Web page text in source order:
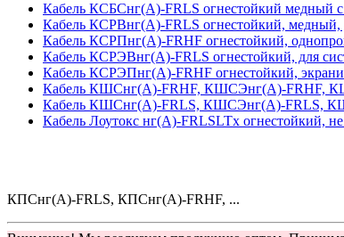
Кабель КСБСнг(А)-FRLS огнестойкий медный
Кабель КСРВнг(А)-FRLS огнестойкий,
Кабель КСРПнг(А)-FRHF огнестойкий,
Кабель КСРЭВнг(А)-FRLS огнестойкий, для
Кабель КСРЭПнг(А)-FRHF огнестойкий,
Кабель КШСнг(А)-FRHF, КШСЭнг(А)-FRHF,
Кабель КШСнг(А)-FRLS, КШСЭнг(А)-FRLS,
Кабель Лоутокс нг(А)-FRLSLTx огнестойкий,
КПСнг(А)-FRLS, КПСнг(А)-FRHF, ...